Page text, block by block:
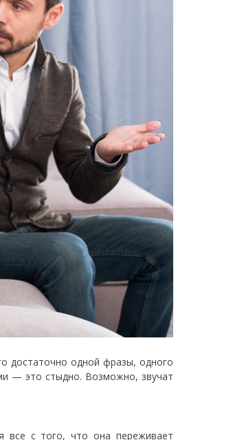
достаточно одной фразы, одного
— это стыдно. Возможно, звучат
все с того, что она переживает